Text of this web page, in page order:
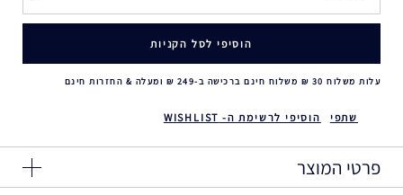
הוסיפי לסל הקניות
עלות משלוח 30 ₪ משלוח חינם ברכישה ב-249 ₪ ומעלה & החזרות חינם
שתפי הוסיפי לרשימת ה- WISHLIST
פרטי המוצר